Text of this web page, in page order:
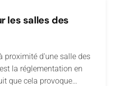
les salles des
proximité d'une salle des
la réglementation en
que cela provoque…